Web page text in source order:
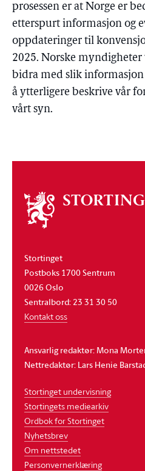
prosessen er at Norge er
etterspurt informasjon og
oppdateringer til
2025. Norske
bidra med slik
å ytterligere beskrive vår
vårt syn.
Om
stortinget
Stortinget
Postboks 1700 Sentrum
0026 Oslo
Sentralbord: 23 31 30 50
Kontakt oss
Ansvarlig redaktør: Mona
Nettredaktør: Lars Henie
Stortinget undervisning
Stortingets mediearkiv
Ordbok for Stortinget
Nyhetsbrev
Om nettstedet
Personvernerklæring